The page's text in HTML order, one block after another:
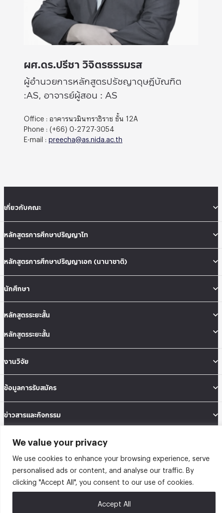
We value your privacy
We use cookies to enhance your browsing experience, serve
personalised ads or content, and analyse our traffic. By
clicking "Accept All", you consent to our use of cookies.
Accept All
ผศ.ดร.ปรีชา วิจิตรธรรมรส
ผู้อำนวยการหลักสูตรปรัชญาดุษฎีบัณฑิต
:AS, อาจารย์ผู้สอน : AS
Office : อาคารนวมินทราธิราช ชั้น 12A
Phone : (+66) 0-2727-3054
E-mail : preecha@as.nida.ac.th
เกี่ยวกับคณะ
หลักสูตรการศึกษาปริญญาโท
หลักสูตรการศึกษาปริญญาเอก (นานาชาติ)
นักศึกษา
หลักสูตรระยะสั้น
หลักสูตรระยะสั้น
งานวิจัย
ข้อมูลการรับสมัคร
ข่าวสารและกิจกรรม
คณะสถิติประยุกต์ อาคารนวมินทราธิราช ชั้น 12 เลขที่ 148 ถนนเสรีไทย แขวงคลองจั่น
Tel: 02-727-3035-40
Fax: 02-374-4061
@2026 คณะสถิติประยุกต์ สถาบันบัณฑิตพัฒนบริหารศาสตร์ | Graduate School of